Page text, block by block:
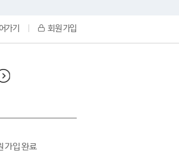
가기 회원 가입
가입 완료